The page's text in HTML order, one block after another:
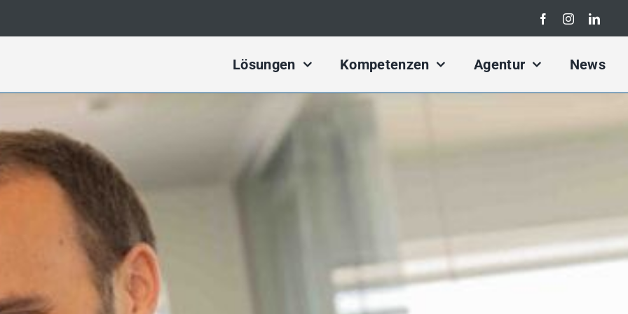
for:
Lösungen Kompetenzen Agentur News